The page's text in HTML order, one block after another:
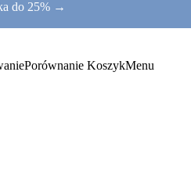
do 25% →
Porównanie KoszykMenu